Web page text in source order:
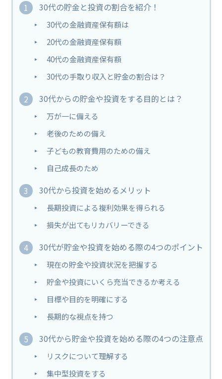
30代の貯金と投資の割合を紹介！
30代の金融資産保有額は
20代の金融資産保有額
40代の金融資産保有額
30代の手取り収入と貯金の割合は？
30代からの貯金や投資をする目的とは？
万が一に備える
老後のための備え
子どもの教育費用のための備え
自己成長のため
30代から投資を始めるメリット
長期投資による複利効果を得られる
損失が出てもリカバリーできる
30代が貯金や投資を始める際の4つのポイント
現在の貯金や投資状況を把握する
貯金や投資にいくら充当できるか考える
目標や目的を明確にする
長期的な視点を持つ
30代から貯金や投資を始める際の4つの注意点
リスクについて理解する
集中型投資をする